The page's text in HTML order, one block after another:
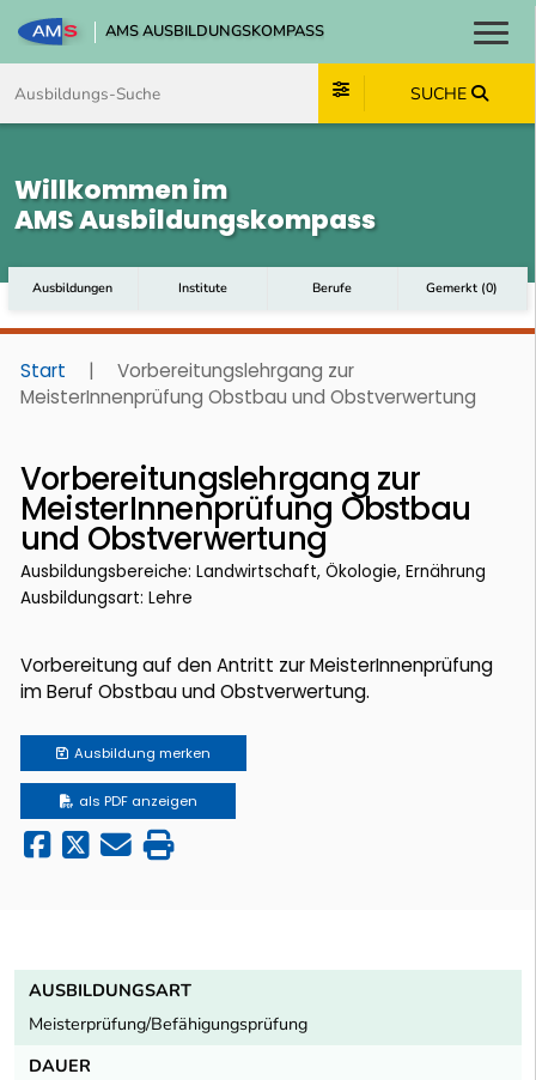
AMS AUSBILDUNGSKOMPASS
SUCHE
Willkommen im
AMS Ausbildungskompass
Ausbildungen Institute Berufe Gemerkt (0)
Start |
Vorbereitungslehrgang zur
MeisterInnenprüfung Obstbau und Obstverwertung
Vorbereitungslehrgang zur
MeisterInnenprüfung Obstbau
und Obstverwertung
Ausbildungsbereiche: Landwirtschaft, Ökologie, Ernährung
Ausbildungsart: Lehre
Vorbereitung auf den Antritt zur MeisterInnenprüfung
im Beruf Obstbau und Obstverwertung.
Ausbildung merken
als PDF anzeigen
AUSBILDUNGSART
Meisterprüfung/Befähigungsprüfung
DAUER